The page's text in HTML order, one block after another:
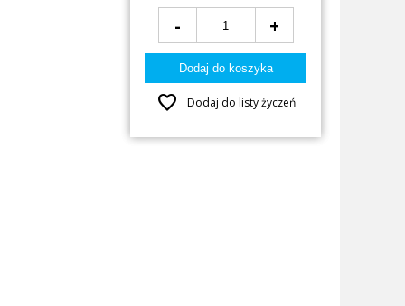
- +
favorite Dodaj do listy życzeń